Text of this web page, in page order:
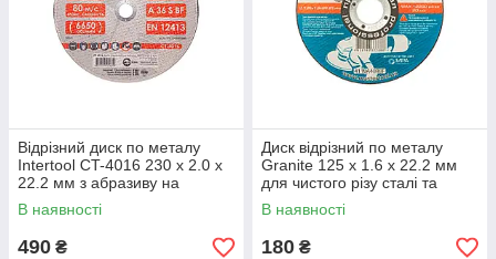
Відрізний диск по металу
Intertool CT-4016 230 х 2.0 х
22.2 мм з абразиву на
бакелітовій зв’язці
В наявності
490 ₴
Диск відрізний по металу
Granite 125 х 1.6 х 22.2 мм
для чистого різу сталі та
кольорових металів
В наявності
180 ₴